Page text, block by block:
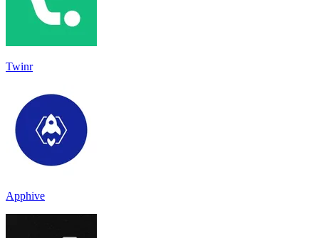
Twinr
Apphive